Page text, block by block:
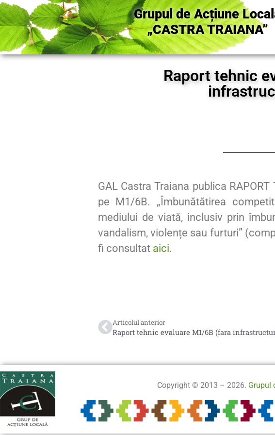
Grupul de Acțiune
„CASTRA TRAIANA”
Raport tehnic
GAL Castra Traiana publica
pe M1/6B. „Îmbunătătirea
mediului de viată, inclusiv prin
vandalism, violențe sau furturi”
fi consultat aici.
Articolul anterior
Copyright © 2013 – 2026. Grupul